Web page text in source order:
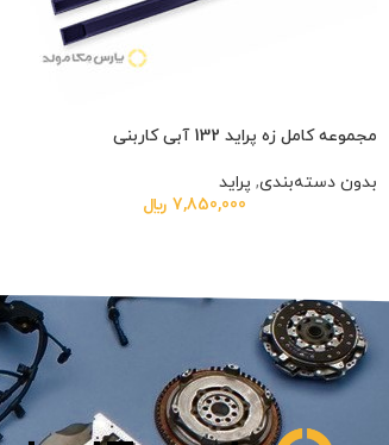
مجموعه کامل زه پراید 132 آبی کاربنی
بدون دسته‌بندی, پراید
7,850,000 ﷼